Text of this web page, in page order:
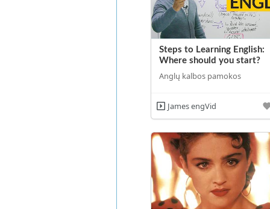
Steps to Learning English:
Where should you start?
Anglų kalbos pamokos
James engVid